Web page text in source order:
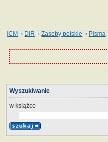
ICM › DIR ›Zasoby polskie › Pisma
Wyszukiwanie
w książce